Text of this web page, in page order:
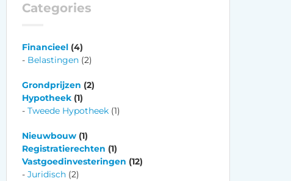
Categories
Financieel(4)
Belastingen(2)
Grondprijzen (2)
Hypotheek(1)
Tweede Hypotheek(1)
Nieuwbouw(1)
Registratierechten (1)
Vastgoedinvesteringen (12)
Juridisch(2)